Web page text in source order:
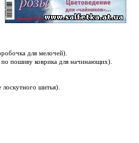
для мелочей).
по пошиву коврика для начинающих).
шитья).